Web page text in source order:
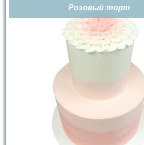
Розовый торт